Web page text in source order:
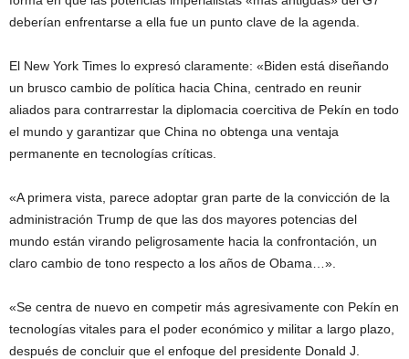
deberían enfrentarse a ella fue un punto clave de la agenda.
El New York Times lo expresó claramente: «Biden está diseñando
un brusco cambio de política hacia China, centrado en reunir
aliados para contrarrestar la diplomacia coercitiva de Pekín en todo
el mundo y garantizar que China no obtenga una ventaja
permanente en tecnologías críticas.
«A primera vista, parece adoptar gran parte de la convicción de la
administración Trump de que las dos mayores potencias del
mundo están virando peligrosamente hacia la confrontación, un
claro cambio de tono respecto a los años de Obama…».
«Se centra de nuevo en competir más agresivamente con Pekín en
tecnologías vitales para el poder económico y militar a largo plazo,
después de concluir que el enfoque del presidente Donald J.